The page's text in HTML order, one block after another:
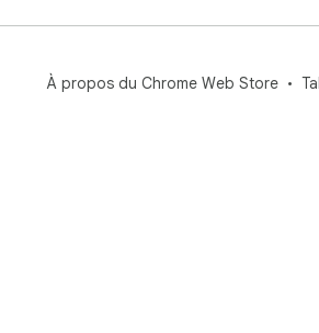
À propos du Chrome Web Store